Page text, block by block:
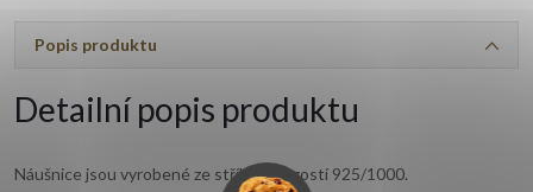
Popis produktu
Detailní popis produktu
Náušnice jsou vyrobené ze stříbra s ryzostí 925/1000.